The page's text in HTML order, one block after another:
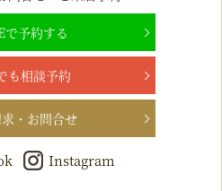
予約する
も相談予約
・お問合せ
Instagram